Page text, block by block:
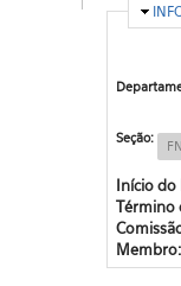
Seção:
Início
Término
Membro: